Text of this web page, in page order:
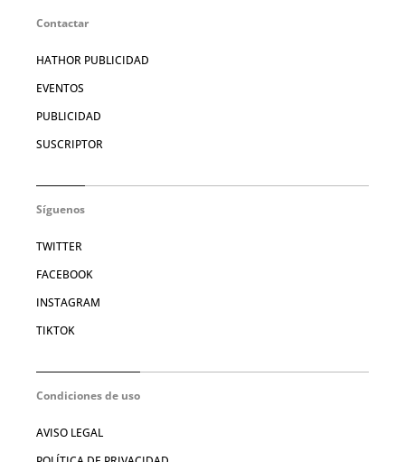
Contactar
HATHOR PUBLICIDAD
EVENTOS
PUBLICIDAD
SUSCRIPTOR
Síguenos
TWITTER
FACEBOOK
INSTAGRAM
TIKTOK
Condiciones de uso
AVISO LEGAL